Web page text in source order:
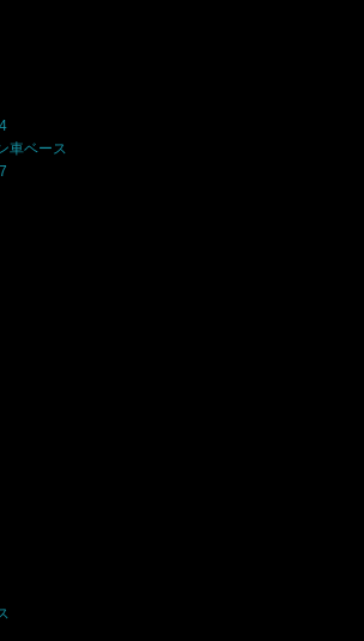
車ベース